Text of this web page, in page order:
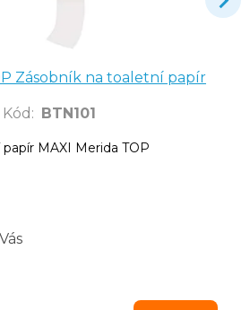
Zásobník na toaletní papír
Kód : BTN101
MAXI Merida TOP